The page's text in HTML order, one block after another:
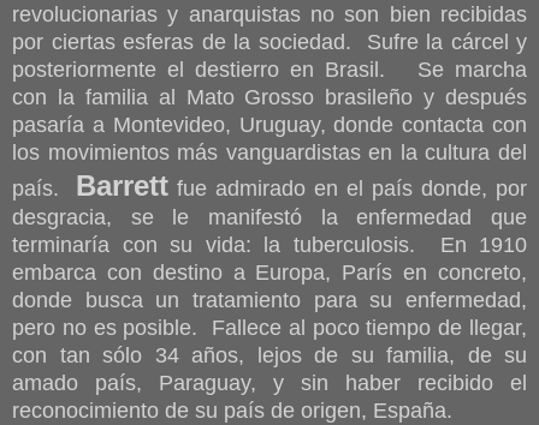
revolucionarias y anarquistas no son bien recibidas
por ciertas esferas de la sociedad. Sufre la cárcel y
posteriormente el destierro en Brasil.
Se marcha
con la familia al Mato Grosso brasileñoy después
pasaría a Montevideo, Uruguay, donde contacta con
los movimientos más vanguardistas en la cultura del
país. Barrett fue admirado en el país donde, por
desgracia, se le manifestó la enfermedad que
terminaría con su vida: la tuberculosis. En 1910
embarca con destino a Europa, París en concreto,
donde busca un tratamiento para su enfermedad,
pero no es posible. Fallece al poco tiempo de llegar,
con tan sólo 34 años, lejos de su familia, de su
amado país, Paraguay, y sin haber recibido el
reconocimiento de su país de origen, España.